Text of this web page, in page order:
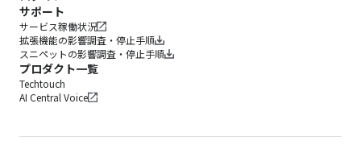
サポート
サービス稼働状況
拡張機能の影響調査・停止手順
スニペットの影響調査・停止手順
プロダクト一覧
Techtouch
AI Central Voice